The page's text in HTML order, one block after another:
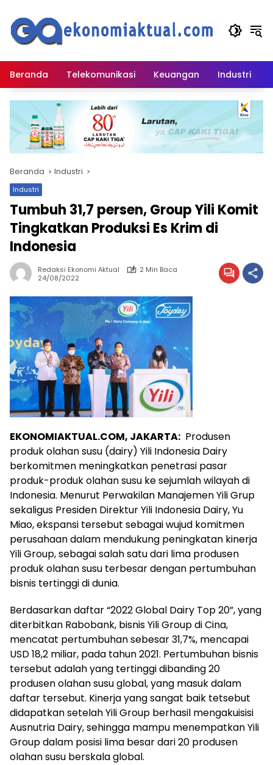
konten
Beranda Telekomunikasi Keuangan Industri
Beranda Industri
Industri
Tumbuh 31,7 persen, Group Yili Komit
Tingkatkan Produksi Es Krim di
Indonesia
Redaksi Ekonomi Aktual
2 Min Baca
24/08/2022
EKONOMIAKTUAL.COM, JAKARTA: Produsen
produk olahan susu (dairy) Yili Indonesia Dairy
berkomitmen meningkatkan penetrasi pasar
produk-produk olahan susu ke sejumlah wilayah di
Indonesia. Menurut Perwakilan Manajemen Yili Grup
sekaligus Presiden Direktur Yili Indonesia Dairy, Yu
Miao, ekspansi tersebut sebagai wujud komitmen
perusahaan dalam mendukung peningkatan kinerja
Yili Group, sebagai salah satu dari lima produsen
produk olahan susu terbesar dengan pertumbuhan
bisnis tertinggi di dunia.
Berdasarkan daftar “2022 Global Dairy Top 20”, yang
diterbitkan Rabobank, bisnis Yili Group di Cina,
mencatat pertumbuhan sebesar 31,7%, mencapai
USD 18,2 miliar, pada tahun 2021. Pertumbuhan bisnis
tersebut adalah yang tertinggi dibanding 20
produsen olahan susu global, yang masuk dalam
daftar tersebut. Kinerja yang sangat baik tetsebut
didapatkan setelah Yili Group berhasil mengakuisisi
Ausnutria Dairy, sehingga mampu menempatkan Yili
Group dalam posisi lima besar dari 20 produsen
olahan susu berskala global.